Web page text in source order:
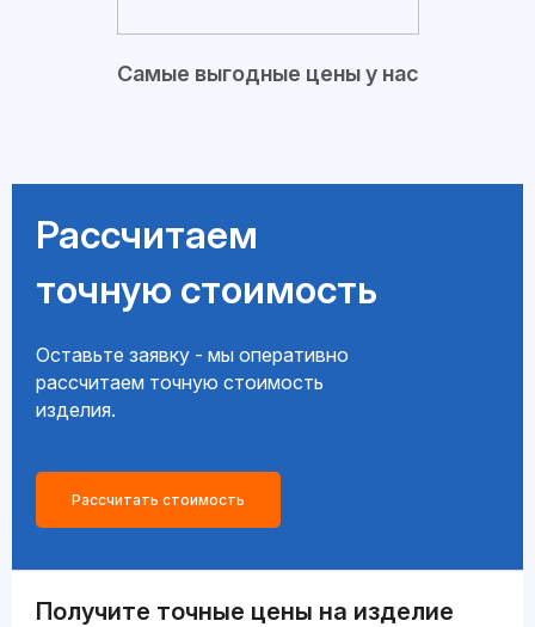
Самые выгодные цены у нас
Рассчитаем
точную стоимость
Оставьте заявку - мы оперативно
рассчитаем точную стоимость
изделия.
Рассчитать стоимость
Получите точные цены на изделие